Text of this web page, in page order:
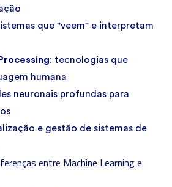
que "veem" e interpretam
: tecnologias que
humana
neuronais profundas para
e gestão de sistemas de
entre Machine Learning e